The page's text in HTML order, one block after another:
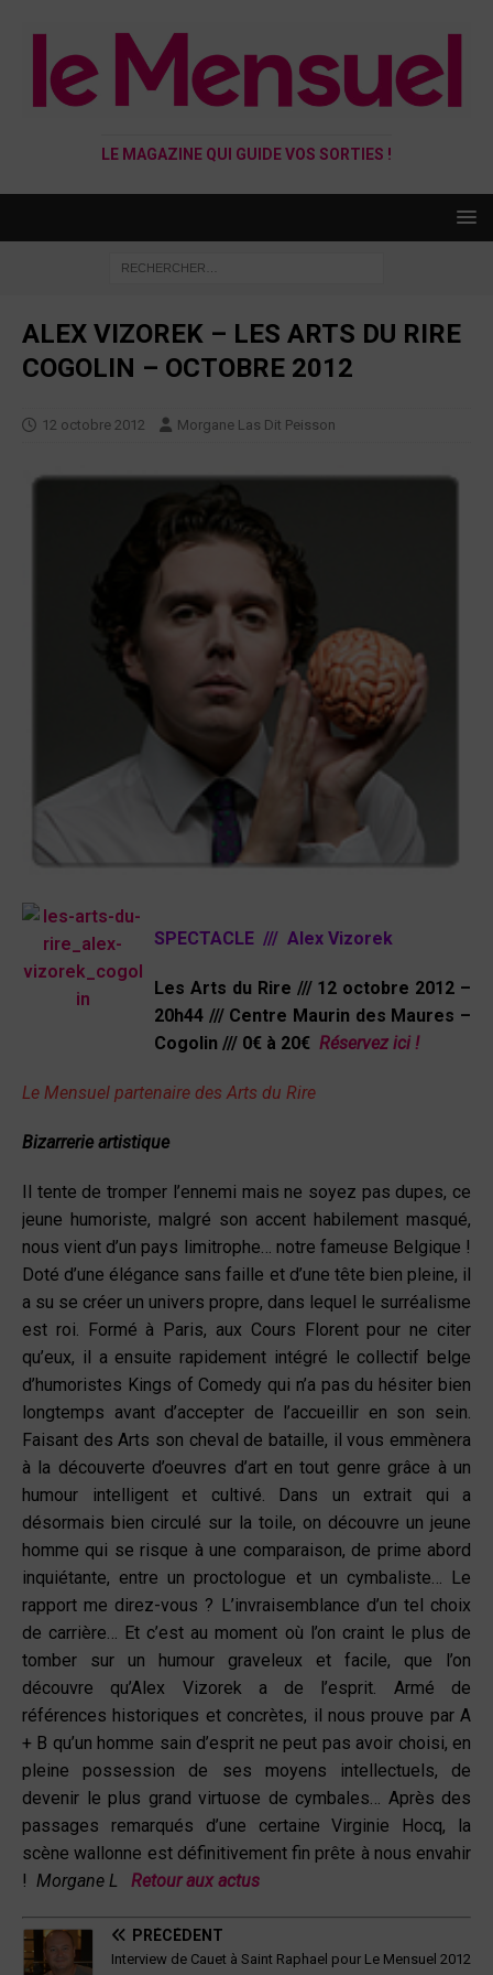
LE MAGAZINE QUI GUIDE VOS SORTIES !
ALEX VIZOREK – LES ARTS DU RIRE
COGOLIN – OCTOBRE 2012
12 octobre 2012 Morgane Las Dit Peisson
SPECTACLE /// Alex Vizorek
Les Arts du Rire /// 12 octobre 2012 –
20h44 /// Centre Maurin des Maures –
Cogolin /// 0€ à 20€ Réservez ici !
Le Mensuel partenaire des Arts du Rire
Bizarrerie artistique
Il tente de tromper l’ennemi mais ne soyez pas dupes, ce
jeune humoriste, malgré son accent habilement masqué,
nous vient d’un pays limitrophe… notre fameuse Belgique !
Doté d’une élégance sans faille et d’une tête bien pleine, il
a su se créer un univers propre, dans lequel le surréalisme
est roi. Formé à Paris, aux Cours Florent pour ne citer
qu’eux, il a ensuite rapidement intégré le collectif belge
d’humoristes Kings of Comedy qui n’a pas du hésiter bien
longtemps avant d’accepter de l’accueillir en son sein.
Faisant des Arts son cheval de bataille, il vous emmènera
à la découverte d’oeuvres d’art en tout genre grâce à un
humour intelligent et cultivé. Dans un extrait qui a
désormais bien circulé sur la toile, on découvre un jeune
homme qui se risque à une comparaison, de prime abord
inquiétante, entre un proctologue et un cymbaliste… Le
rapport me direz-vous ? L’invraisemblance d’un tel choix
de carrière… Et c’est au moment où l’on craint le plus de
tomber sur un humour graveleux et facile, que l’on
découvre qu’Alex Vizorek a de l’esprit. Armé de
références historiques et concrètes, il nous prouve par A
+ B qu’un homme sain d’esprit ne peut pas avoir choisi, en
pleine possession de ses moyens intellectuels, de
devenir le plus grand virtuose de cymbales… Après des
passages remarqués d’une certaine Virginie Hocq, la
scène wallonne est définitivement fin prête à nous envahir
! Morgane L Retour aux actus
PRÉCÉDENT
Interview de Cauet à Saint Raphael pour Le Mensuel 2012